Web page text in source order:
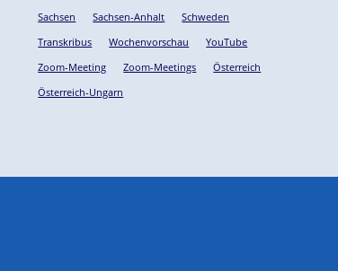
Sachsen
Sachsen-Anhalt
Schweden
Transkribus
Wochenvorschau
YouTube
Zoom-Meeting
Zoom-Meetings
Österreich
Österreich-Ungarn